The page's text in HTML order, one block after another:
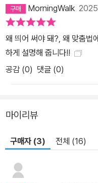
MorningWalk
왜 띄어 써야 돼?, 왜 맞춤법
하게 설명해 줍니다!!
공감 (0) 댓글 (0)
마이리뷰
구매자 (3) 전체 (16)